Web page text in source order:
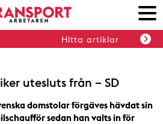
Hitta artiklar
utesluts från – SD
domstolar förgäves hävdat sin
sedan han valts in för